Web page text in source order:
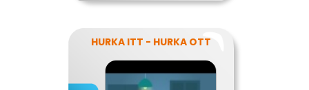
HURKA ITT - HURKA OTT